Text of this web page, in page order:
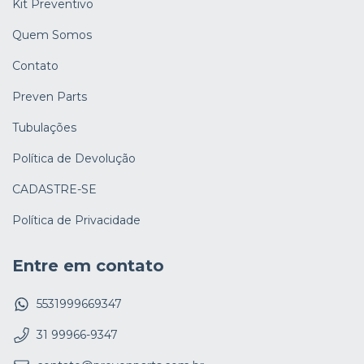
Kit Preventivo
Quem Somos
Contato
Preven Parts
Tubulações
Política de Devolução
CADASTRE-SE
Política de Privacidade
Entre em contato
5531999669347
31 99966-9347